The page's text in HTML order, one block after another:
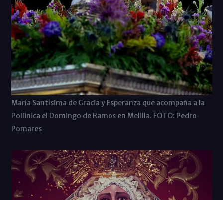
María Santísima de Gracia y Esperanza que acompaña a la
Pollinica el Domingo de Ramos en Melilla. FOTO: Pedro
Pomares